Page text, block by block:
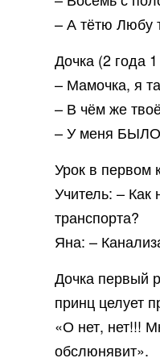
– А тётю Любу
Дочка (2 года
– Мамочка, я
– В чём же
– У меня БЫЛО
Урок в первом
Учитель: –
транспорта?
Яна: –
Дочка первый
принц целует
«О нет, нет!!!
обслюнявит».